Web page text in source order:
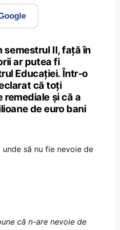
semestrul II, față în
ar putea fi
Educației. Într-o
că toți
și că a
de euro bani
să nu fie nevoie de
că n-are nevoie de